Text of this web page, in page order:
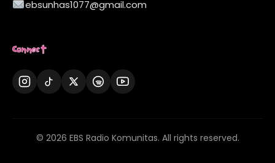
ebsunhas1077@gmail.com
Connect
© 2026 EBS Radio Komunitas. All rights reserved.